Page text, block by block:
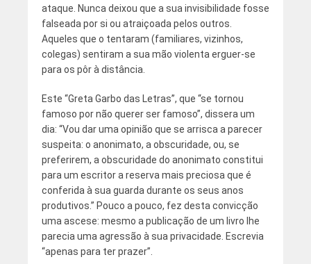
ataque. Nunca deixou que a sua invisibilidade fosse
falseada por si ou atraiçoada pelos outros.
Aqueles que o tentaram (familiares, vizinhos,
colegas) sentiram a sua mão violenta erguer-se
para os pôr à distância.
Este “Greta Garbo das Letras”, que “se tornou
famoso por não querer ser famoso”, dissera um
dia: “Vou dar uma opinião que se arrisca a parecer
suspeita: o anonimato, a obscuridade, ou, se
preferirem, a obscuridade do anonimato constitui
para um escritor a reserva mais preciosa que é
conferida à sua guarda durante os seus anos
produtivos.” Pouco a pouco, fez desta convicção
uma ascese: mesmo a publicação de um livro lhe
parecia uma agressão à sua privacidade. Escrevia
“apenas para ter prazer”.